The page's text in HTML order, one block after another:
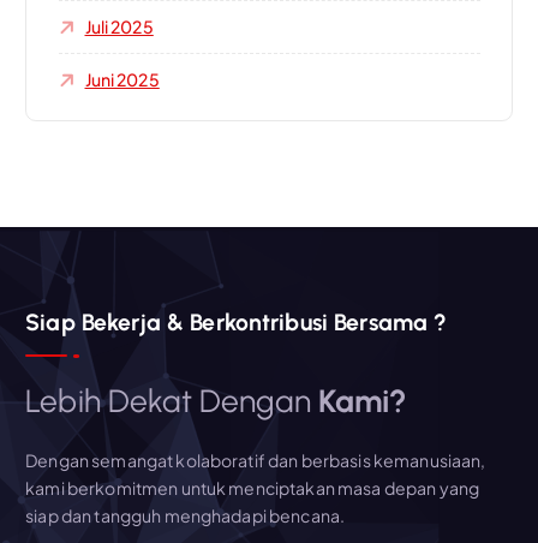
Juli 2025
Juni 2025
Siap Bekerja & Berkontribusi Bersama ?
Lebih Dekat Dengan Kami?
Dengan semangat kolaboratif dan berbasis kemanusiaan,
kami berkomitmen untuk menciptakan masa depan yang
siap dan tangguh menghadapi bencana.